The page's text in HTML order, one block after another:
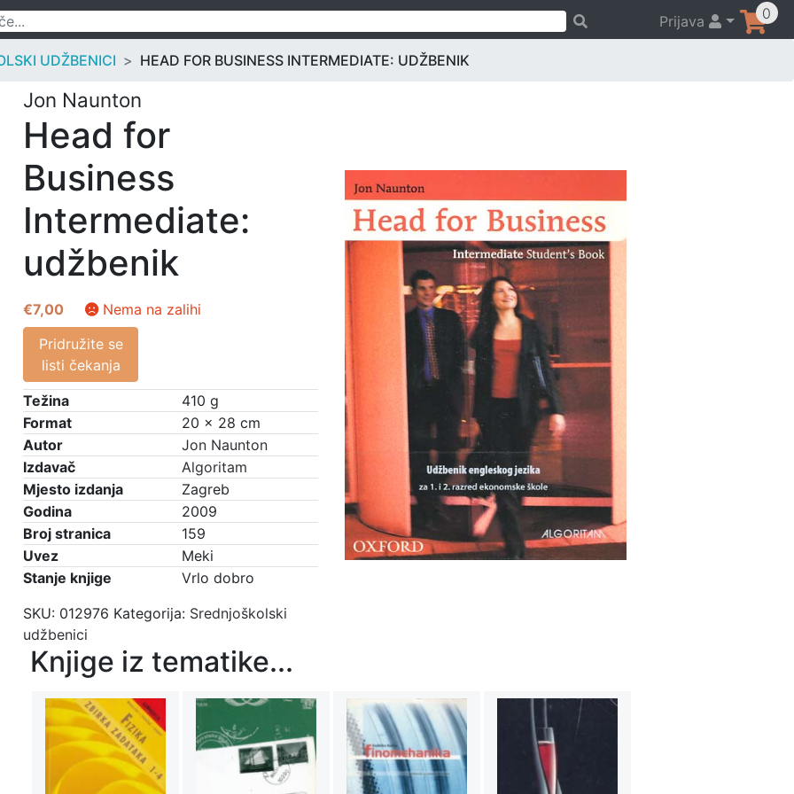
Prijava 0
UDŽBENICI HEAD FOR BUSINESS INTERMEDIATE: UDŽBENIK
Jon Naunton
Head for
Business
Intermediate:
udžbenik
€7,00
Nema na zalihi
Pridružite se
listi čekanja
Težina
410 g
Format
20 × 28 cm
Autor
Jon Naunton
Izdavač
Algoritam
Mjesto izdanja
Zagreb
Godina
2009
Broj stranica
159
Uvez
Meki
Stanje knjige
Vrlo dobro
SKU: 012976 Kategorija: Srednjoškolski
udžbenici
Knjige iz tematike...